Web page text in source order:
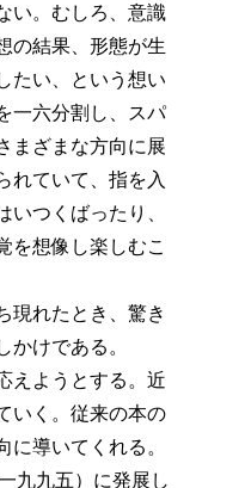
い。むしろ、意識
の結果、形態が生
たい、という想い
一六分割し、スパ
まざまな方向に展
れていて、指を入
つくばったり、
を想像し楽しむこ
現れたとき、驚き
けである。
えようとする。近
いく。従来の本の
導いてくれる。
九九五）に発展し